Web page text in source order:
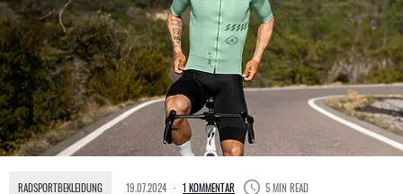
RADSPORTBEKLEIDUNG 19.07.2024 1 KOMMENTAR 5 MIN READ